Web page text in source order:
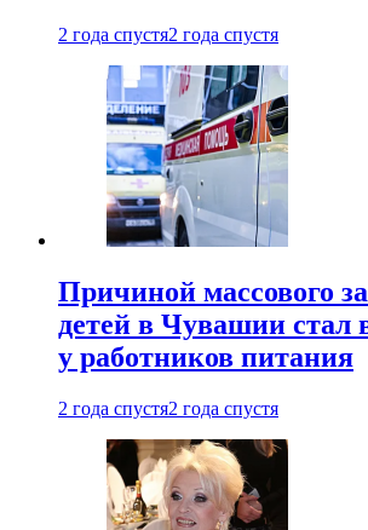
2 года спустя2 года спустя
Причиной массового
детей в Чувашии стал
у работников питания
2 года спустя2 года спустя